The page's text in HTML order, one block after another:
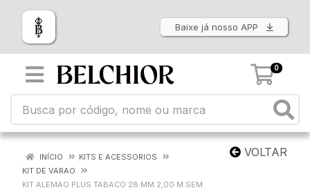
Baixe já nosso APP
0
VOLTAR
INÍCIO
KITS E ACESSORIOS
KIT DE VARAO
KIT ALEMAO PLUS TABACO 28 MM 2,00 M SEM